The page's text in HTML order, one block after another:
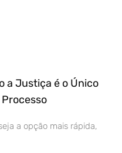
a Justiça é o Único
a opção mais rápida,